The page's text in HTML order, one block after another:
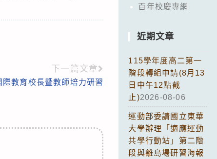
下一篇文章
教育校長暨教師培力研習
百年校慶專網
近期文章
115學年度高二第一
階段轉組申請(8月13
日中午12點截
止)2026-08-06
運動部委請國立東華
大學辦理「適應運動
共學行動站」第二階
段與離島場研習海報